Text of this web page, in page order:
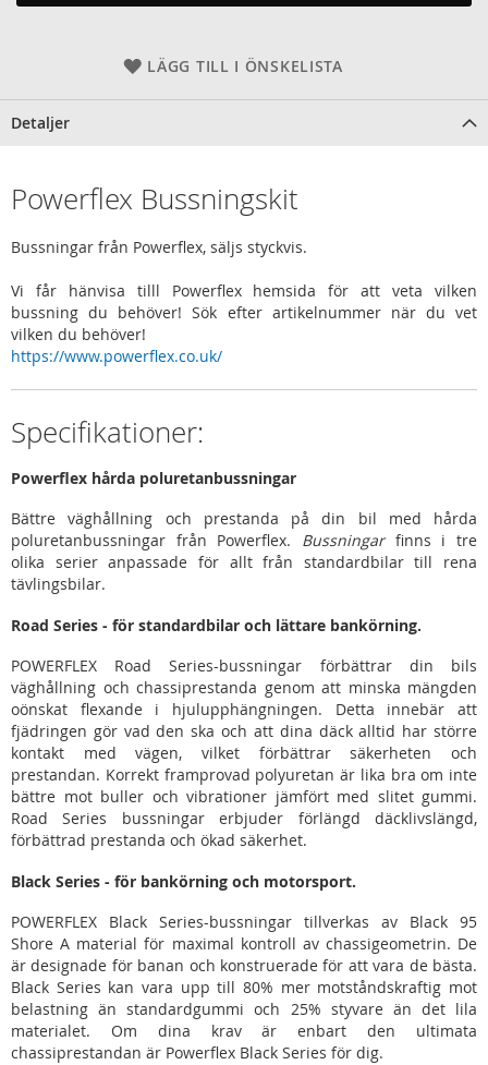
LÄGG TILL I ÖNSKELISTA
Detaljer
Powerflex Bussningskit
Bussningar från Powerflex, säljs styckvis.
Vi får hänvisa tilll Powerflex hemsida för att veta vilken
bussning du behöver! Sök efter artikelnummer när du vet
vilken du behöver!
https://www.powerflex.co.uk/
Specifikationer:
Powerflex hårda poluretanbussningar
Bättre väghållning och prestanda på din bil med hårda
poluretanbussningar från Powerflex. Bussningar finns i tre
olika serier anpassade för allt från standardbilar till rena
tävlingsbilar.
Road Series - för standardbilar och lättare bankörning.
POWERFLEX Road Series-bussningar förbättrar din bils
väghållning och chassiprestanda genom att minska mängden
oönskat flexande i hjulupphängningen. Detta innebär att
fjädringen gör vad den ska och att dina däck alltid har större
kontakt med vägen, vilket förbättrar säkerheten och
prestandan. Korrekt framprovad polyuretan är lika bra om inte
bättre mot buller och vibrationer jämfört med slitet gummi.
Road Series bussningar erbjuder förlängd däcklivslängd,
förbättrad prestanda och ökad säkerhet.
Black Series - för bankörning och motorsport.
POWERFLEX Black Series-bussningar tillverkas av Black 95
Shore A material för maximal kontroll av chassigeometrin. De
är designade för banan och konstruerade för att vara de bästa.
Black Series kan vara upp till 80% mer motståndskraftig mot
belastning än standardgummi och 25% styvare än det lila
materialet. Om dina krav är enbart den ultimata
chassiprestandan är Powerflex Black Series för dig.